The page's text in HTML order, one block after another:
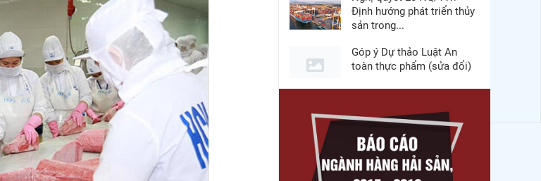
Định hướng phát triển thủy
sản trong...
Góp ý Dự thảo Luật An
toàn thực phẩm (sửa đổi)
thích ứng của tôm Việt tại
VASEP chào đón Công ty
Cổ phần Thương mại Sim